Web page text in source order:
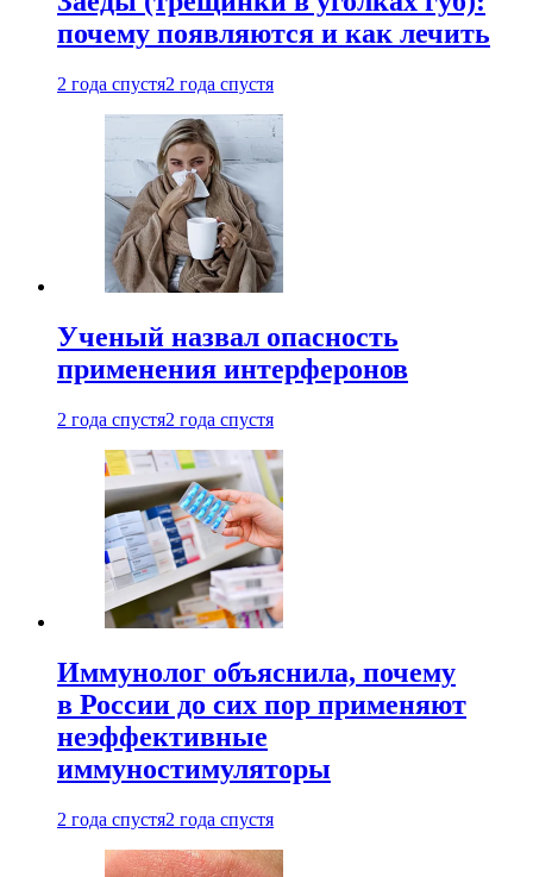
почему появляются и как лечить
2 года спустя2 года спустя
Ученый назвал опасность
применения интерферонов
2 года спустя2 года спустя
Иммунолог объяснила, почему
в России до сих пор применяют
неэффективные
иммуностимуляторы
2 года спустя2 года спустя